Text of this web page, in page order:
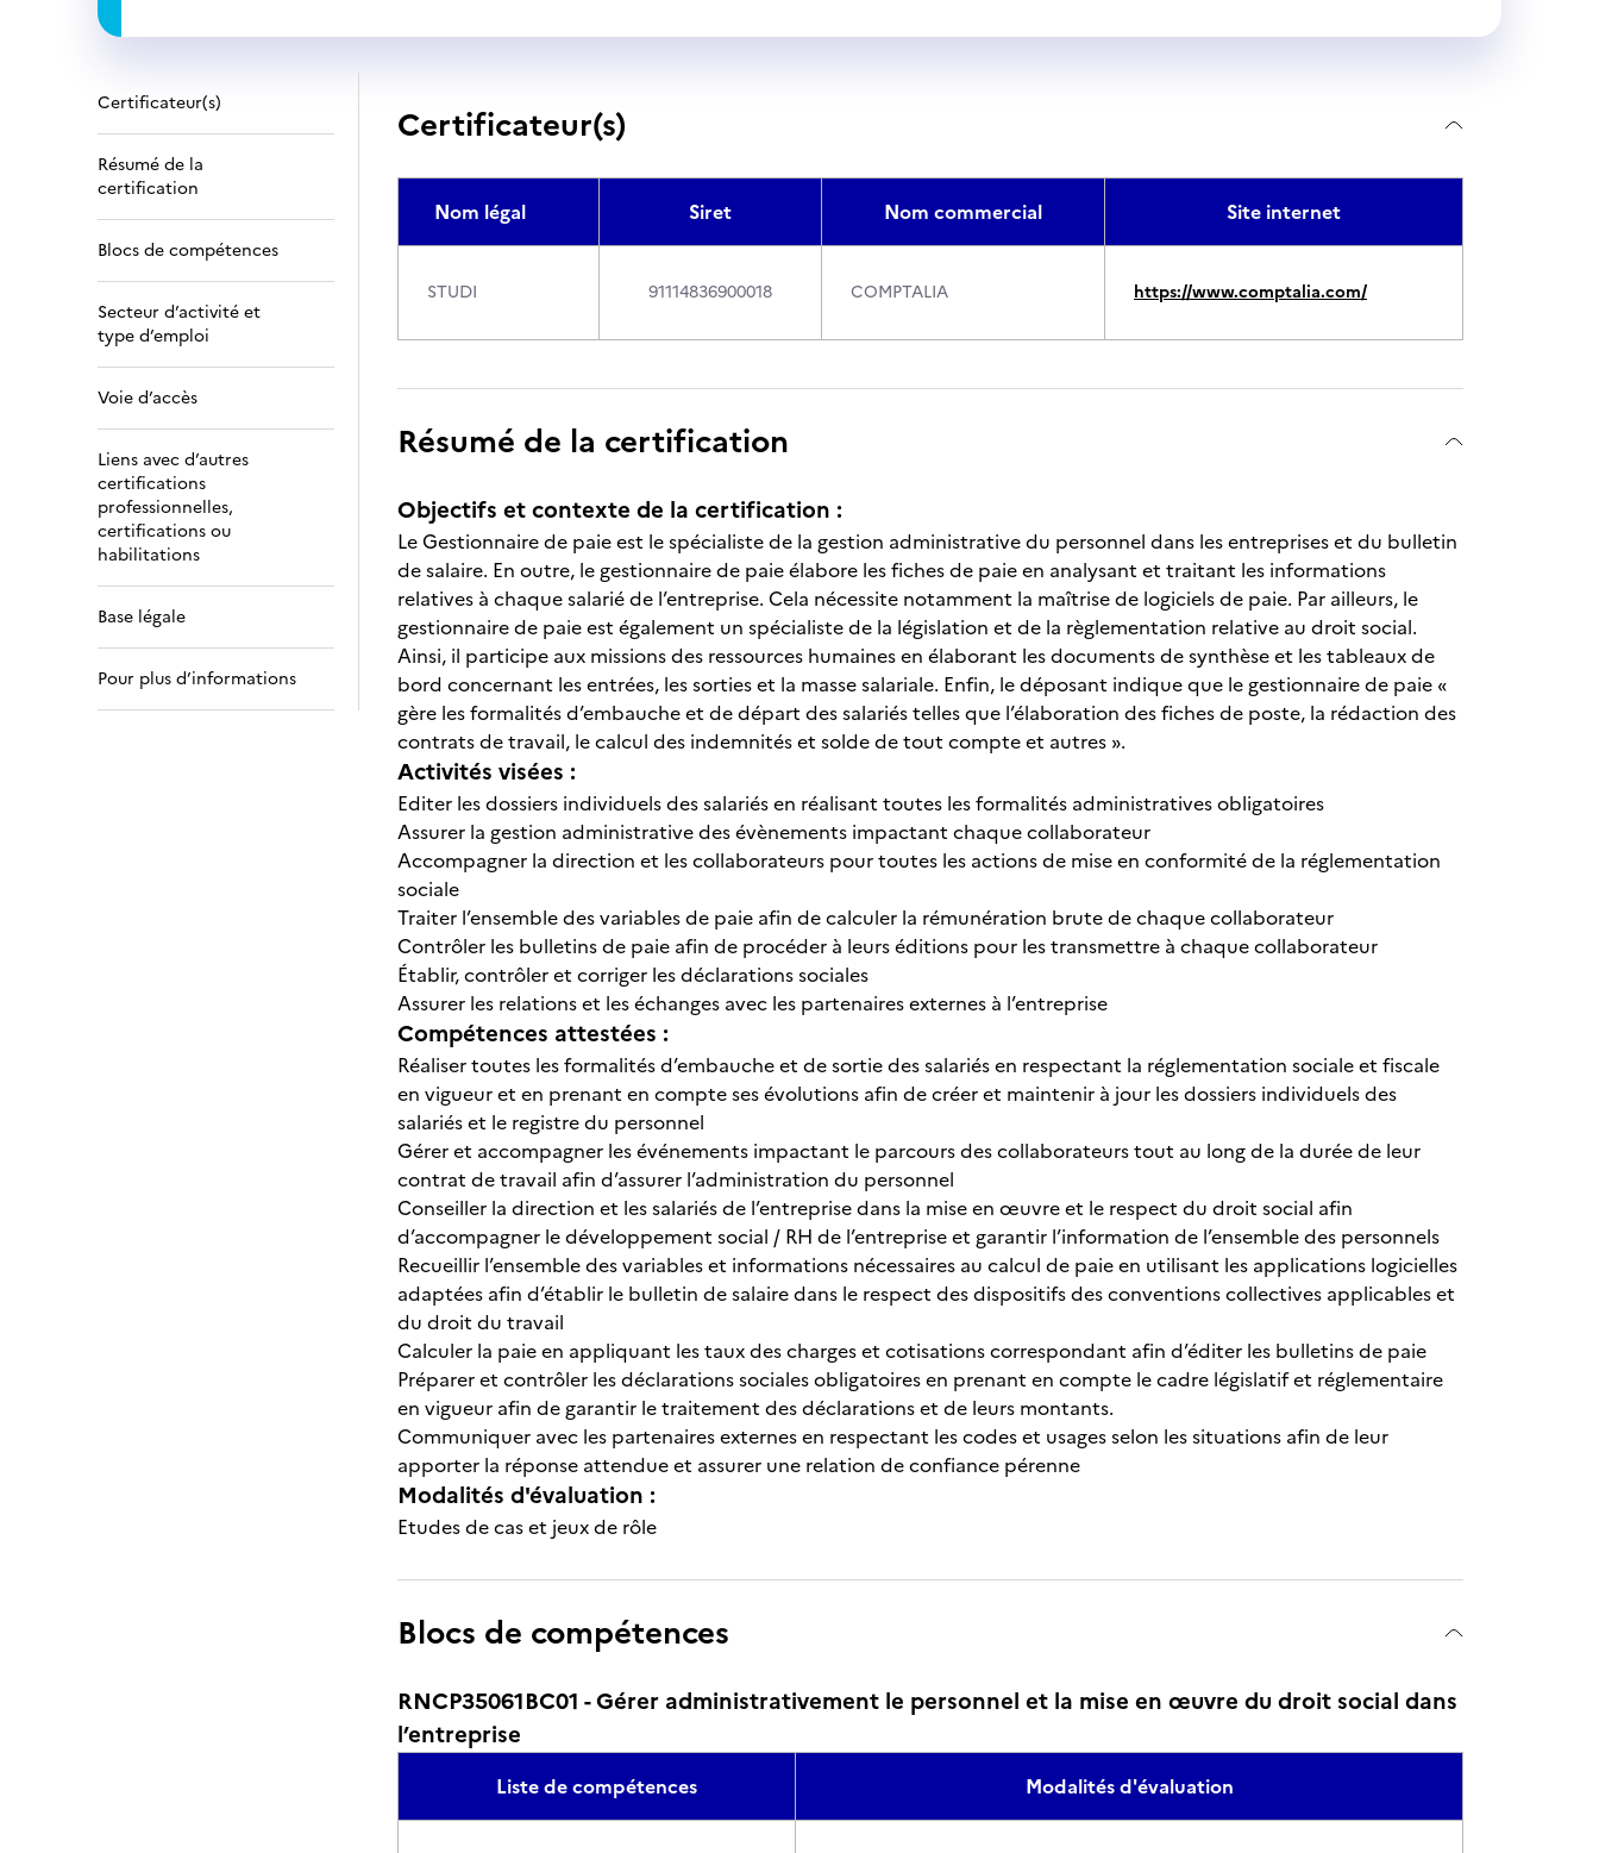
Certificateur(s)
Résumé de la
certification
Blocs de compétences
Secteur d’activité et
type d’emploi
Voie d’accès
Liens avec d’autres
certifications
professionnelles,
certifications ou
habilitations
Base légale
Pour plus d’informations
Certificateur(s)
Nom légal Siret Nom commercial Site internet
STUDI 91114836900018 COMPTALIA https://www.comptalia.com/
Résumé de la certification
Objectifs et contexte de la certification :
Le Gestionnaire de paie est le spécialiste de la gestion administrative du personnel dans les entreprises et du bulletin
de salaire. En outre, le gestionnaire de paie élabore les fiches de paie en analysant et traitant les informations
relatives à chaque salarié de l’entreprise. Cela nécessite notamment la maîtrise de logiciels de paie. Par ailleurs, le
gestionnaire de paie est également un spécialiste de la législation et de la règlementation relative au droit social.
Ainsi, il participe aux missions des ressources humaines en élaborant les documents de synthèse et les tableaux de
bord concernant les entrées, les sorties et la masse salariale. Enfin, le déposant indique que le gestionnaire de paie «
gère les formalités d’embauche et de départ des salariés telles que l’élaboration des fiches de poste, la rédaction des
contrats de travail, le calcul des indemnités et solde de tout compte et autres ».
Activités visées :
Editer les dossiers individuels des salariés en réalisant toutes les formalités administratives obligatoires
Assurer la gestion administrative des évènements impactant chaque collaborateur
Accompagner la direction et les collaborateurs pour toutes les actions de mise en conformité de la réglementation
sociale
Traiter l’ensemble des variables de paie afin de calculer la rémunération brute de chaque collaborateur
Contrôler les bulletins de paie afin de procéder à leurs éditions pour les transmettre à chaque collaborateur
Établir, contrôler et corriger les déclarations sociales
Assurer les relations et les échanges avec les partenaires externes à l’entreprise
Compétences attestées :
Réaliser toutes les formalités d’embauche et de sortie des salariés en respectant la réglementation sociale et fiscale
en vigueur et en prenant en compte ses évolutions afin de créer et maintenir à jour les dossiers individuels des
salariés et le registre du personnel
Gérer et accompagner les événements impactant le parcours des collaborateurs tout au long de la durée de leur
contrat de travail afin d’assurer l’administration du personnel
Conseiller la direction et les salariés de l’entreprise dans la mise en œuvre et le respect du droit social afin
d’accompagner le développement social / RH de l’entreprise et garantir l’information de l’ensemble des personnels
Recueillir l’ensemble des variables et informations nécessaires au calcul de paie en utilisant les applications logicielles
adaptées afin d’établir le bulletin de salaire dans le respect des dispositifs des conventions collectives applicables et
du droit du travail
Calculer la paie en appliquant les taux des charges et cotisations correspondant afin d’éditer les bulletins de paie
Préparer et contrôler les déclarations sociales obligatoires en prenant en compte le cadre législatif et réglementaire
en vigueur afin de garantir le traitement des déclarations et de leurs montants.
Communiquer avec les partenaires externes en respectant les codes et usages selon les situations afin de leur
apporter la réponse attendue et assurer une relation de confiance pérenne
Modalités d'évaluation :
Etudes de cas et jeux de rôle
Blocs de compétences
RNCP35061BC01 - Gérer administrativement le personnel et la mise en œuvre du droit social dans
l’entreprise
Liste de compétences Modalités d'évaluation